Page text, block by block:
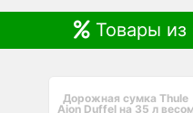
Товары из
Дорожная сумка Thule
Aion Duffel на 35 л